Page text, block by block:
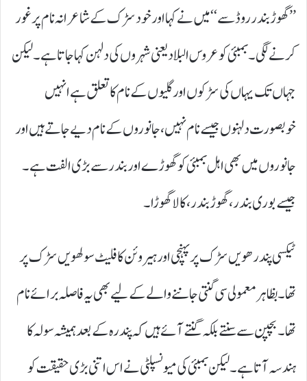
’’گھوڑ بندر روڈ سے‘‘ میں نے کہا اور خود سڑک کے شاعرانہ نام پر غور
کرنے لگی۔ بمبئی کو عروس البلاد یعنی شہروں کی دلہن کہا جاتا ہے۔ لیکن
جہاں تک یہاں کی سڑکوں اور گلیوں کے نام کا تعلق ہے انہیں
خوبصورت دلہنوں جیسے نام نہیں، جانوروں کے نام دیے جاتے ہیں اور
جانوروں میں بھی اہل بمبئی کو گھوڑے اور بندر سے بڑی الفت ہے۔
جیسے بوری بندر، گھوڑ بندر، کالا گھوڑا۔
ٹیکسی پندرھویں سڑک پر پہنچی اور ہیروئن کا فلیٹ سولھویں سڑک پر
تھا۔ بظاہر معمولی سی گنتی جاننے والے کے لیے بھی یہ فاصلہ برائے نام
تھا۔ بچپن سے سنتے بلکہ گنتے آئے ہیں کہ پندرہ کے بعد ہمیشہ سولہ کا
ہندسہ آتا ہے۔ لیکن بمبئی کی میونسپلٹی نے اس اتنی بڑی حقیقت کو